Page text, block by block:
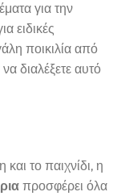
για την
ειδικές
ποικιλία από
διαλέξετε αυτό
το παιχνίδι, η
προσφέρει όλα